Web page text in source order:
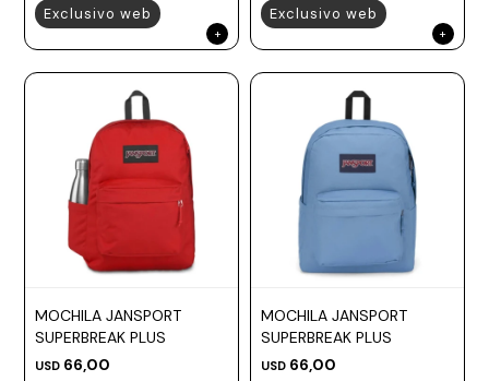
Exclusivo web Exclusivo web
MOCHILA JANSPORT
SUPERBREAK PLUS
USD 66,00
MOCHILA JANSPORT
SUPERBREAK PLUS
USD 66,00